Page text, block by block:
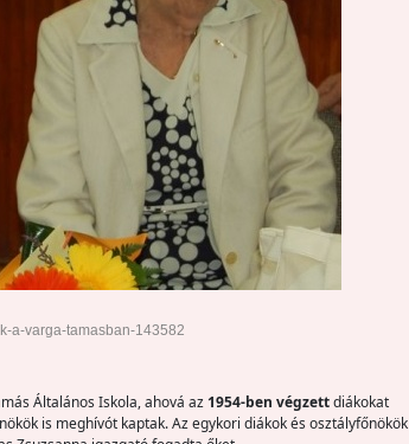
a-varga-tamasban-143582
Általános Iskola, ahová az 1954-ben végzettdiákokat
is meghívót kaptak. Az egykori diákok és osztályfőnökök